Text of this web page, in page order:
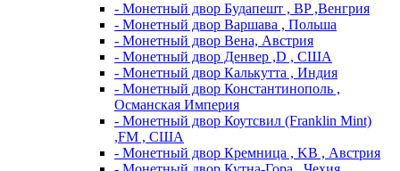
- Монетный двор Будапешт , BP ,Венгрия
- Монетный двор Варшава , Польша
- Монетный двор Вена, Австрия
- Монетный двор Денвер ,D , США
- Монетный двор Калькутта , Индия
- Монетный двор Константинополь ,
Османская Империя
- Монетный двор Коутсвил (Franklin Mint)
,FM , США
- Монетный двор Кремница , KB , Австрия